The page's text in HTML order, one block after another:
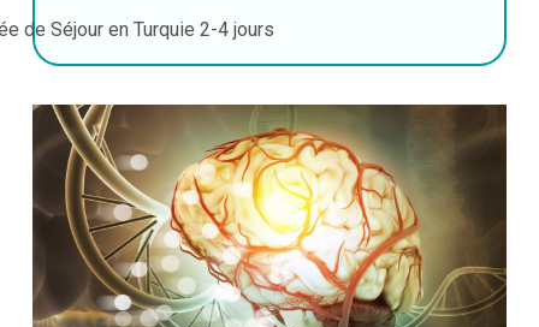
de Séjour en Turquie 2-4 jours